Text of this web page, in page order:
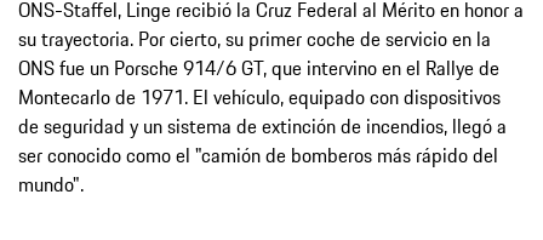
ONS-Staffel, Linge recibió la Cruz Federal al Mérito en honor a
su trayectoria. Por cierto, su primer coche de servicio en la
ONS fue un Porsche 914/6 GT, que intervino en el Rallye de
Montecarlo de 1971. El vehículo, equipado con dispositivos
de seguridad y un sistema de extinción de incendios, llegó a
ser conocido como el "camión de bomberos más rápido del
mundo".